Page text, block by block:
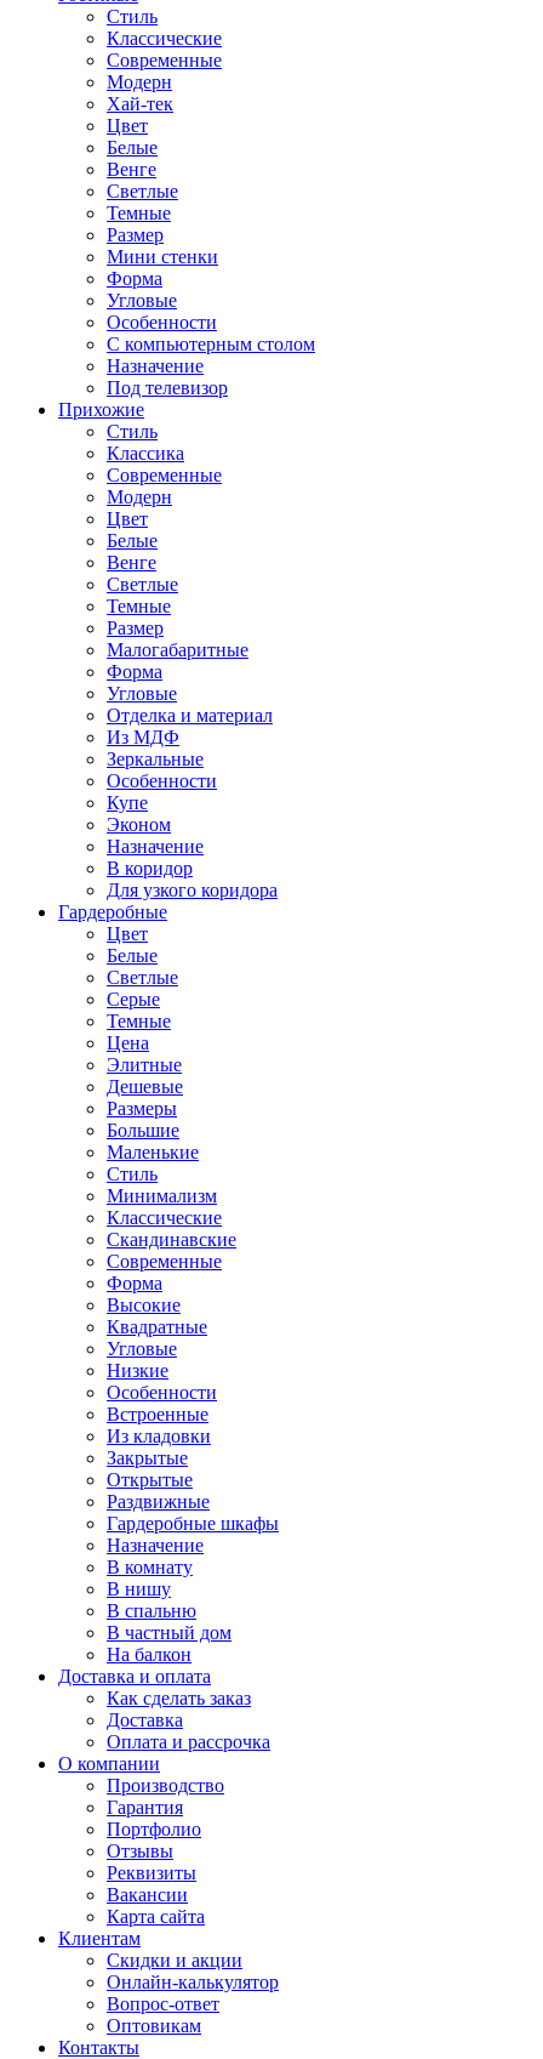
Стиль
Классические
Современные
Модерн
Хай-тек
Цвет
Белые
Венге
Светлые
Темные
Размер
Мини стенки
Форма
Угловые
Особенности
С компьютерным столом
Назначение
Под телевизор
Прихожие
Стиль
Классика
Современные
Модерн
Цвет
Белые
Венге
Светлые
Темные
Размер
Малогабаритные
Форма
Угловые
Отделка и материал
Из МДФ
Зеркальные
Особенности
Купе
Эконом
Назначение
В коридор
Для узкого коридора
Гардеробные
Цвет
Белые
Светлые
Серые
Темные
Цена
Элитные
Дешевые
Размеры
Большие
Маленькие
Стиль
Минимализм
Классические
Скандинавские
Современные
Форма
Высокие
Квадратные
Угловые
Низкие
Особенности
Встроенные
Из кладовки
Закрытые
Открытые
Раздвижные
Гардеробные шкафы
Назначение
В комнату
В нишу
В спальню
В частный дом
На балкон
Доставка и оплата
Как сделать заказ
Доставка
Оплата и рассрочка
О компании
Производство
Гарантия
Портфолио
Отзывы
Реквизиты
Вакансии
Карта сайта
Клиентам
Скидки и акции
Онлайн-калькулятор
Вопрос-ответ
Оптовикам
Контакты